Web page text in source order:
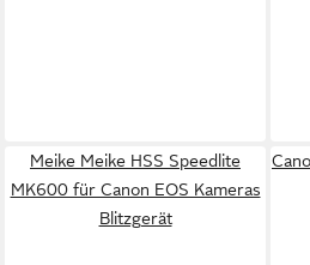
Meike Meike HSS Speedlite
MK600 für Canon EOS Kameras
Blitzgerät